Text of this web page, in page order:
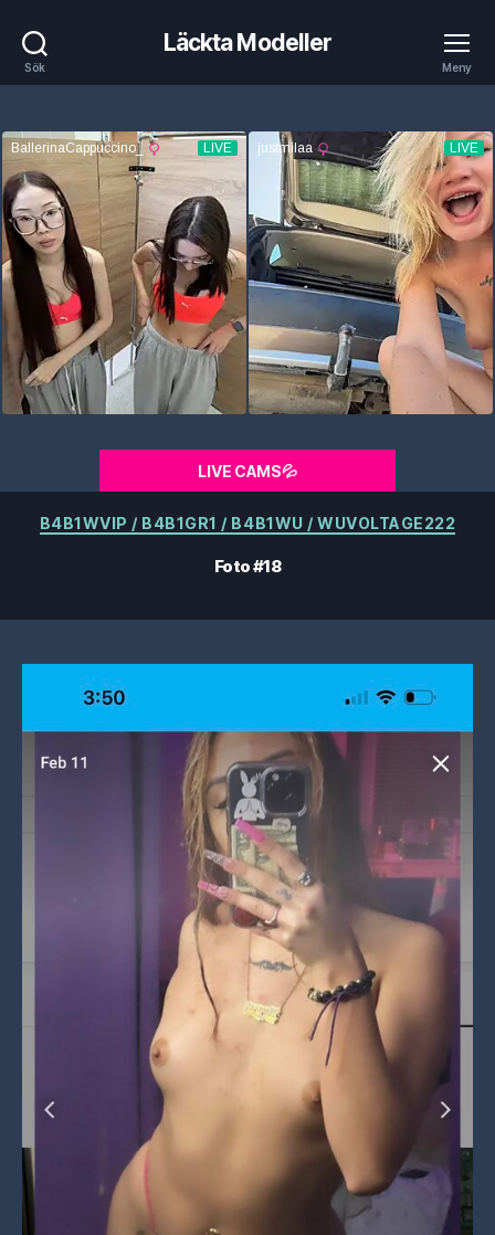
Sök
Läckta Modeller
Meny
LIVE CAMS💦
Kategorier
B4B1WVIP / B4B1GR1 / B4B1WU / WUVOLTAGE222
Foto #18